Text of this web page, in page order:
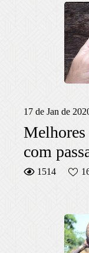
17 de Jan de
com
1514